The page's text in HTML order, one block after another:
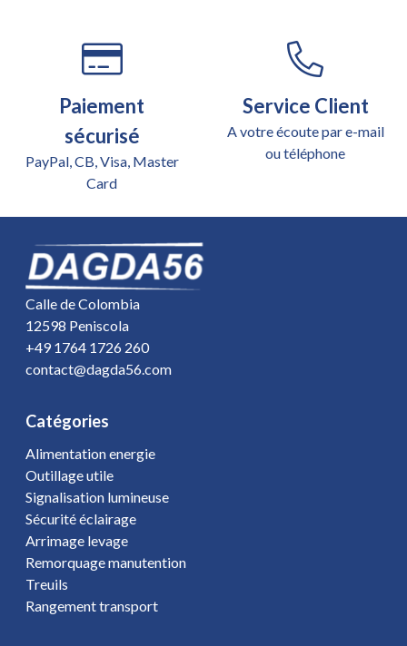
Paiement
sécurisé
PayPal, CB, Visa, Master
Card
Service Client
A votre écoute par e-mail
ou téléphone
Calle de Colombia
12598 Peniscola
+49 1764 1726 260
contact@dagda56.com
Catégories
Alimentation energie
Outillage utile
Signalisation lumineuse
Sécurité éclairage
Arrimage levage
Remorquage manutention
Treuils
Rangement transport